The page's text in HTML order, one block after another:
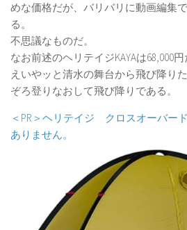
めな価格だが、バリバリに動画編集
る。
不思議なものだ。
なお前述のヘリテイジKAYAは68,000
えいやッと清水の舞台から飛び降り
ぞろ登りなおして飛び降りである。
＜PR＞ヘリテイジ クロスオーバー
ありません。